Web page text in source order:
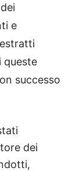
e
queste
successo
dei